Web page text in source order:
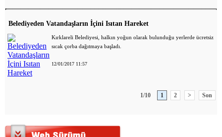
Belediyeden Vatandaşların İçini Isıtan Hareket
Kırklareli Belediyesi, halkın yoğun olarak bulunduğu yerlerde ücretsiz
sıcak çorba dağıtmaya başladı.
12/01/2017 11:57
1/10 1 2 > Son